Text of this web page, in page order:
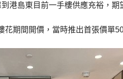
港島東目前一手樓供應充裕，期
花期間開價，當時推出首張價單